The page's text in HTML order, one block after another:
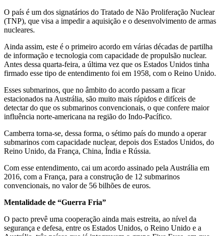
O país é um dos signatários do Tratado de Não Proliferação Nuclear
(TNP), que visa a impedir a aquisição e o desenvolvimento de armas
nucleares.
Ainda assim, este é o primeiro acordo em várias décadas de partilha
de informação e tecnologia com capacidade de propulsão nuclear.
Antes dessa quarta-feira, a última vez que os Estados Unidos tinha
firmado esse tipo de entendimento foi em 1958, com o Reino Unido.
Esses submarinos, que no âmbito do acordo passam a ficar
estacionados na Austrália, são muito mais rápidos e difíceis de
detectar do que os submarinos convencionais, o que confere maior
influência norte-americana na região do Indo-Pacífico.
Camberra torna-se, dessa forma, o sétimo país do mundo a operar
submarinos com capacidade nuclear, depois dos Estados Unidos, do
Reino Unido, da França, China, Índia e Rússia.
Com esse entendimento, cai um acordo assinado pela Austrália em
2016, com a França, para a construção de 12 submarinos
convencionais, no valor de 56 bilhões de euros.
Mentalidade de “Guerra Fria”
O pacto prevê uma cooperação ainda mais estreita, ao nível da
segurança e defesa, entre os Estados Unidos, o Reino Unido e a